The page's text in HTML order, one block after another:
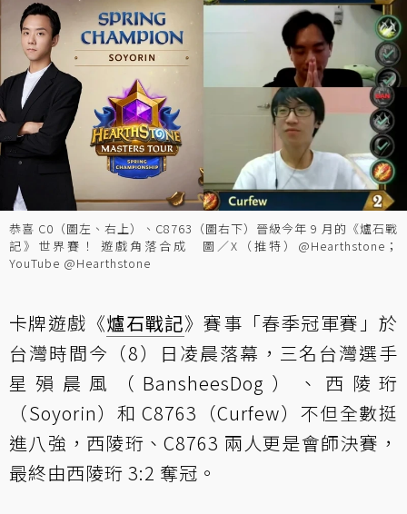
恭喜 C0（圖左、右上）、C8763（圖右下）晉級今年 9 月的《爐石戰
記》世界賽！ 遊戲角落合成 圖／X（推特）@Hearthstone；
YouTube @Hearthstone
卡牌遊戲《爐石戰記》賽事「春季冠軍賽」於
台灣時間今（8）日凌晨落幕，三名台灣選手
星殞晨風（BansheesDog）、西陵珩
（Soyorin）和 C8763（Curfew）不但全數挺
進八強，西陵珩、C8763 兩人更是會師決賽，
最終由西陵珩 3:2 奪冠。